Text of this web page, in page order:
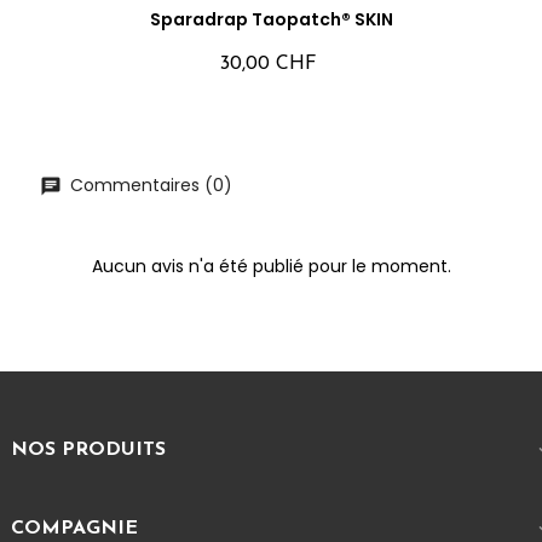
Sparadrap Taopatch® SKIN
30,00 CHF
Commentaires (0)
Aucun avis n'a été publié pour le moment.
NOS PRODUITS
COMPAGNIE